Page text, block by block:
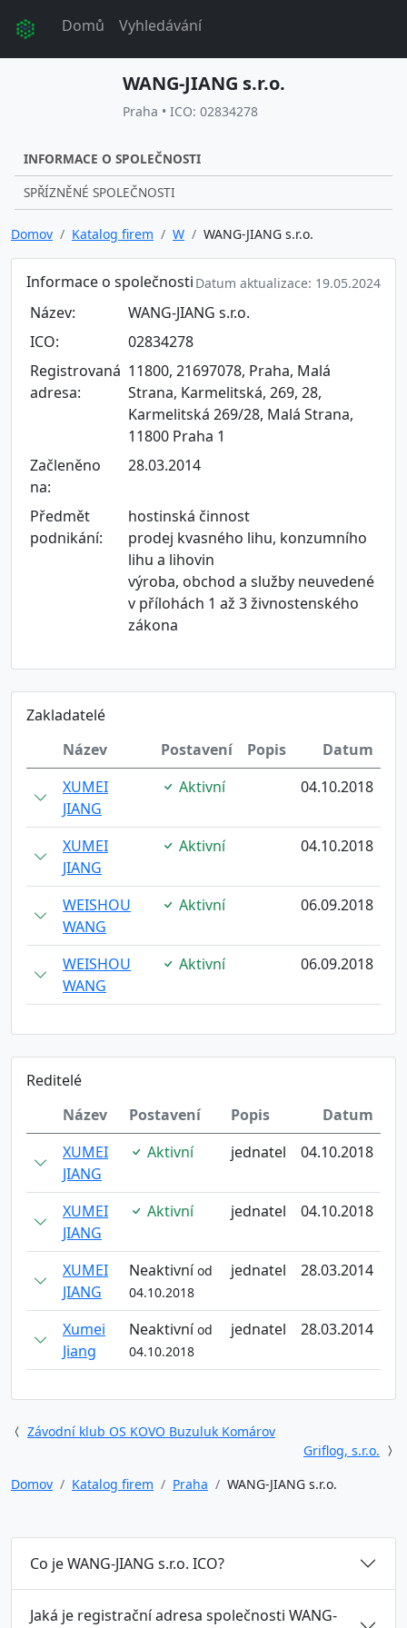
Domů Vyhledávání
WANG-JIANG s.r.o.
Praha • ICO: 02834278
INFORMACE O SPOLEČNOSTI
SPŘÍZNĚNÉ SPOLEČNOSTI
Domov Katalog firem W WANG-JIANG s.r.o.
Informace o společnosti Datum aktualizace: 19.05.2024
Název:
WANG-JIANG s.r.o.
ICO:
02834278
Registrovaná
adresa:
11800, 21697078, Praha, Malá
Strana, Karmelitská, 269, 28,
Karmelitská 269/28, Malá Strana,
11800 Praha 1
Začleněno
na:
28.03.2014
Předmět
podnikání:
hostinská činnost
prodej kvasného lihu, konzumního
lihu a lihovin
výroba, obchod a služby neuvedené
v přílohách 1 až 3 živnostenského
zákona
Zakladatelé
Název
Postavení Popis
Datum
XUMEI
JIANG
Aktivní 04.10.2018
XUMEI
JIANG
Aktivní 04.10.2018
WEISHOU
WANG
Aktivní 06.09.2018
WEISHOU
WANG
Aktivní 06.09.2018
Reditelé
Název
Postavení Popis
Datum
XUMEI
JIANG
Aktivní jednatel 04.10.2018
XUMEI
JIANG
Aktivní jednatel 04.10.2018
XUMEI
JIANG
Neaktivníod
04.10.2018
jednatel 28.03.2014
Xumei
Jiang
Neaktivníod
04.10.2018
jednatel 28.03.2014
Závodní klub OS KOVO Buzuluk Komárov
Griflog, s.r.o.
Domov
Katalog firem Praha WANG-JIANG s.r.o.
Co je WANG-JIANG s.r.o. ICO?
Jaká je registrační adresa společnosti WANG-